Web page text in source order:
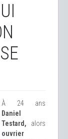
À 24 ans
Daniel
Testard, alors
ouvrier